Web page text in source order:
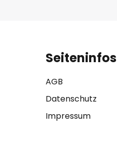
Seiteninfos
AGB
Datenschutz
Impressum